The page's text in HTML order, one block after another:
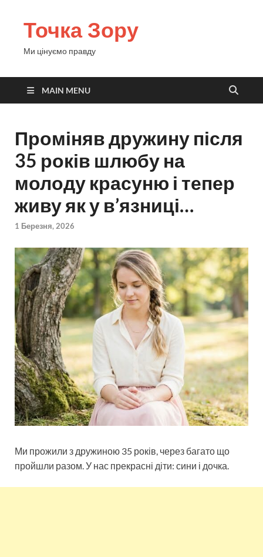
Точка Зору
Ми цінуємо правду
MAIN MENU
Проміняв дружину після
35 років шлюбу на
молоду красуню і тепер
живу як у в’язниці…
1 Березня, 2026
Ми прожили з дружиною 35 років, через багато що
пройшли разом. У нас прекрасні діти: сини і дочка.